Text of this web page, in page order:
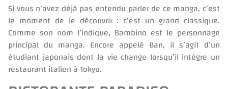
Si vous n’avez déjà pas entendu parler de ce manga, c’est
le moment de le découvrir : c’est un grand classique.
Comme son nom l’indique, Bambino est le personnage
principal du manga. Encore appelé Ban, il s’agit d’un
étudiant japonais dont la vie change lorsqu’il intègre un
restaurant italien à Tokyo.